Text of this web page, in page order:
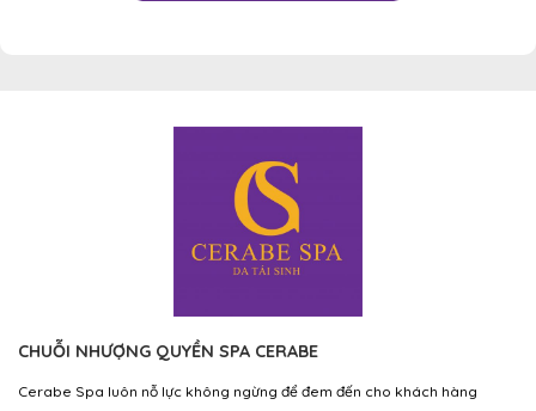
CHUỖI NHƯỢNG QUYỀN SPA CERABE
Cerabe Spa luôn nỗ lực không ngừng để đem đến cho khách hàng